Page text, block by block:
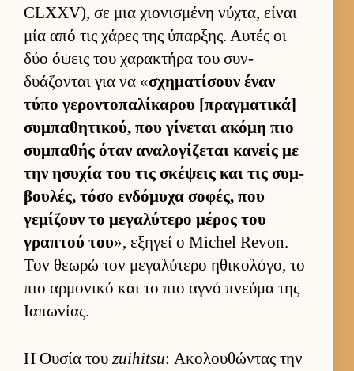
CLXXV), σε μια χιο­νισμένη νύχτα, εί­ναι
μία από τις χάρες της ύπαρ­ξης. Αυ­τές οι
δύο όψεις του χαρακτήρα του συν­
δυάζονται για να «σχηματίσουν έναν
τύπο γεροντοπαλίκαρου [πραγ­ματικά]
συμπαθητικού, που γίνεται ακόμη πιο
συμπαθής όταν αναλογίζεται κανείς με
την ησυχία του τις σκέψεις και τις συμ­
βου­λές, τόσο εν­δόμυχα σοφές, που
γεμίζουν το μεγαλύτερο μέρος του
γραπτού του», εξηγεί ο Michel Revon.
Τον θεωρώ τον μεγαλύτερο ηθικολόγο, το
πιο αρ­μονικό και το πιο αγνό πνεύμα της
Ια­πωνίας.
Η Ουσία τουzuihitsu: Ακολουθώντας την